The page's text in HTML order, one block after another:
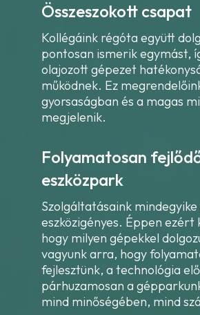
Összeszokott csapat
Kollégáink régóta együtt
pontosan ismerik egymást,
olajozott gépezet
működnek. Ez
gyorsaságban és a magas
megjelenik.
Folyamatosan
eszközpark
Szolgáltatásaink
eszközigényes. Éppen ezért
hogy milyen gépekkel
vagyunk arra, hogy
fejlesztünk, a technológia
párhuzamosan a
mind minőségében, mind